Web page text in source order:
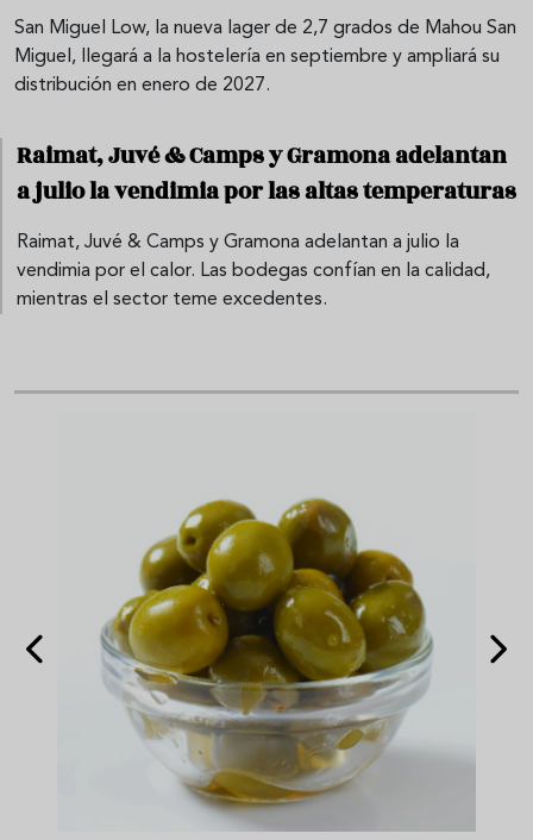
San Miguel Low, la nueva lager de 2,7 grados de Mahou San
Miguel, llegará a la hostelería en septiembre y ampliará su
distribución en enero de 2027.
Raimat, Juvé & Camps y Gramona adelantan
a julio la vendimia por las altas temperaturas
Raimat, Juvé & Camps y Gramona adelantan a julio la
vendimia por el calor. Las bodegas confían en la calidad,
mientras el sector teme excedentes.